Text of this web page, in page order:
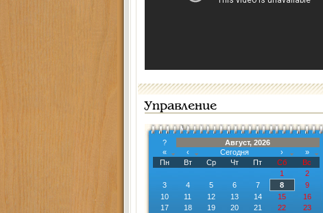
Управление
?
Август, 2026
«
‹ Сегодня ›
»
Пн
Вт Ср Чт Пт Сб
Вс
1
2
3
4 5 6 7 8
9
10
11 12 13 14 15
16
17
18 19 20 21 22
23